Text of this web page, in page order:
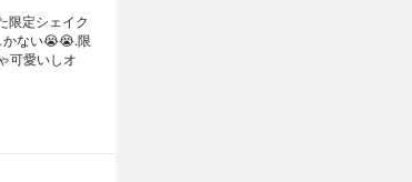
限定シェイク
かない😭😭.限
可愛いしオ